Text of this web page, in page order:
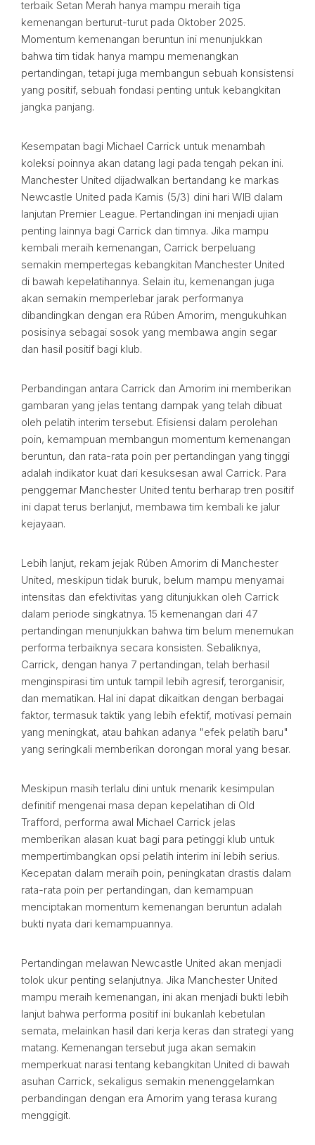
terbaik Setan Merah hanya mampu meraih tiga
kemenangan berturut-turut pada Oktober 2025.
Momentum kemenangan beruntun ini menunjukkan
bahwa tim tidak hanya mampu memenangkan
pertandingan, tetapi juga membangun sebuah konsistensi
yang positif, sebuah fondasi penting untuk kebangkitan
jangka panjang.
Kesempatan bagi Michael Carrick untuk menambah
koleksi poinnya akan datang lagi pada tengah pekan ini.
Manchester United dijadwalkan bertandang ke markas
Newcastle United pada Kamis (5/3) dini hari WIB dalam
lanjutan Premier League. Pertandingan ini menjadi ujian
penting lainnya bagi Carrick dan timnya. Jika mampu
kembali meraih kemenangan, Carrick berpeluang
semakin mempertegas kebangkitan Manchester United
di bawah kepelatihannya. Selain itu, kemenangan juga
akan semakin memperlebar jarak performanya
dibandingkan dengan era Rúben Amorim, mengukuhkan
posisinya sebagai sosok yang membawa angin segar
dan hasil positif bagi klub.
Perbandingan antara Carrick dan Amorim ini memberikan
gambaran yang jelas tentang dampak yang telah dibuat
oleh pelatih interim tersebut. Efisiensi dalam perolehan
poin, kemampuan membangun momentum kemenangan
beruntun, dan rata-rata poin per pertandingan yang tinggi
adalah indikator kuat dari kesuksesan awal Carrick. Para
penggemar Manchester United tentu berharap tren positif
ini dapat terus berlanjut, membawa tim kembali ke jalur
kejayaan.
Lebih lanjut, rekam jejak Rúben Amorim di Manchester
United, meskipun tidak buruk, belum mampu menyamai
intensitas dan efektivitas yang ditunjukkan oleh Carrick
dalam periode singkatnya. 15 kemenangan dari 47
pertandingan menunjukkan bahwa tim belum menemukan
performa terbaiknya secara konsisten. Sebaliknya,
Carrick, dengan hanya 7 pertandingan, telah berhasil
menginspirasi tim untuk tampil lebih agresif, terorganisir,
dan mematikan. Hal ini dapat dikaitkan dengan berbagai
faktor, termasuk taktik yang lebih efektif, motivasi pemain
yang meningkat, atau bahkan adanya "efek pelatih baru"
yang seringkali memberikan dorongan moral yang besar.
Meskipun masih terlalu dini untuk menarik kesimpulan
definitif mengenai masa depan kepelatihan di Old
Trafford, performa awal Michael Carrick jelas
memberikan alasan kuat bagi para petinggi klub untuk
mempertimbangkan opsi pelatih interim ini lebih serius.
Kecepatan dalam meraih poin, peningkatan drastis dalam
rata-rata poin per pertandingan, dan kemampuan
menciptakan momentum kemenangan beruntun adalah
bukti nyata dari kemampuannya.
Pertandingan melawan Newcastle United akan menjadi
tolok ukur penting selanjutnya. Jika Manchester United
mampu meraih kemenangan, ini akan menjadi bukti lebih
lanjut bahwa performa positif ini bukanlah kebetulan
semata, melainkan hasil dari kerja keras dan strategi yang
matang. Kemenangan tersebut juga akan semakin
memperkuat narasi tentang kebangkitan United di bawah
asuhan Carrick, sekaligus semakin menenggelamkan
perbandingan dengan era Amorim yang terasa kurang
menggigit.